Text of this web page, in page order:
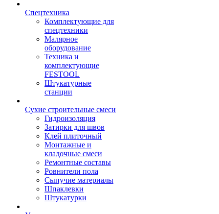
Спецтехника
Комплектующие для
спецтехники
Малярное
оборудование
Техника и
комплектующие
FESTOOL
Штукатурные
станции
Сухие строительные смеси
Гидроизоляция
Затирки для швов
Клей плиточный
Монтажные и
кладочные смеси
Ремонтные составы
Ровнители пола
Сыпучие материалы
Шпаклевки
Штукатурки